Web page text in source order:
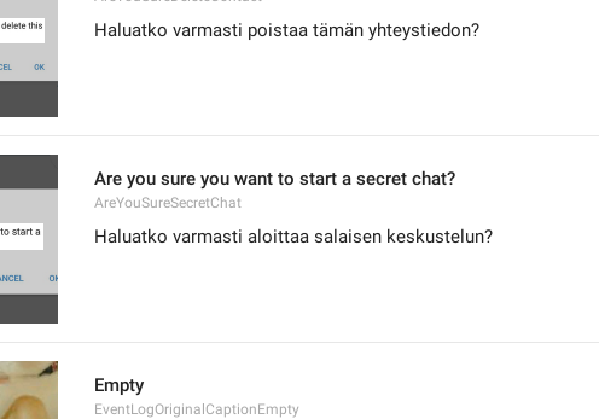
Haluatko varmasti poistaa tämän yhteystiedon?
Are you sure you want to start a secret chat?
AreYouSureSecretChat
Haluatko varmasti aloittaa salaisen keskustelun?
Empty
EventLogOriginalCaptionEmpty